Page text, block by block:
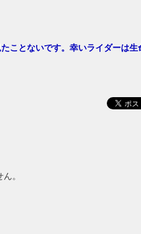
ことないです。幸いライダーは生
。